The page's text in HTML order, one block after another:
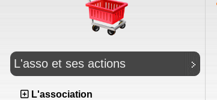
L'asso et ses actions
L'association